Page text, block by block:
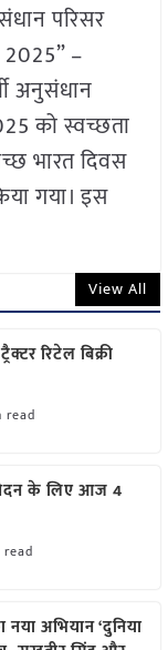
परिसर
2025” –
अनुसंधान
को स्वच्छता
भारत दिवस
गया। इस
View All
रिटेल बिक्री
read
के लिए आज 4
नया अभियान ‘दुनिया